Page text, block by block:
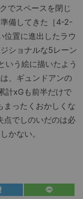
でスペースを閉じ
備してきた［4-2-
位置に進出したラウ
ショナルな5レーン
いう絵に描いたよう
、ギュンドアンの
計xGも前半だけで
まったくおかしくな
点でしのいだのは必
かない。